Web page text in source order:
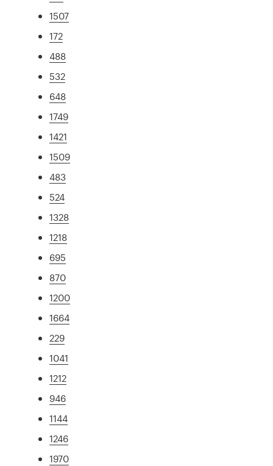
1507
172
488
532
648
1749
1421
1509
483
524
1328
1218
695
870
1200
1664
229
1041
1212
946
1144
1246
1970